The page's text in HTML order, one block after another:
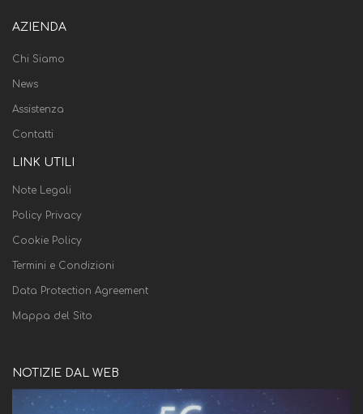
AZIENDA
Chi Siamo
News
Assistenza
Contatti
LINK UTILI
Note Legali
Policy Privacy
Cookie Policy
Termini e Condizioni
Data Protection Agreement
Mappa del Sito
NOTIZIE DAL WEB